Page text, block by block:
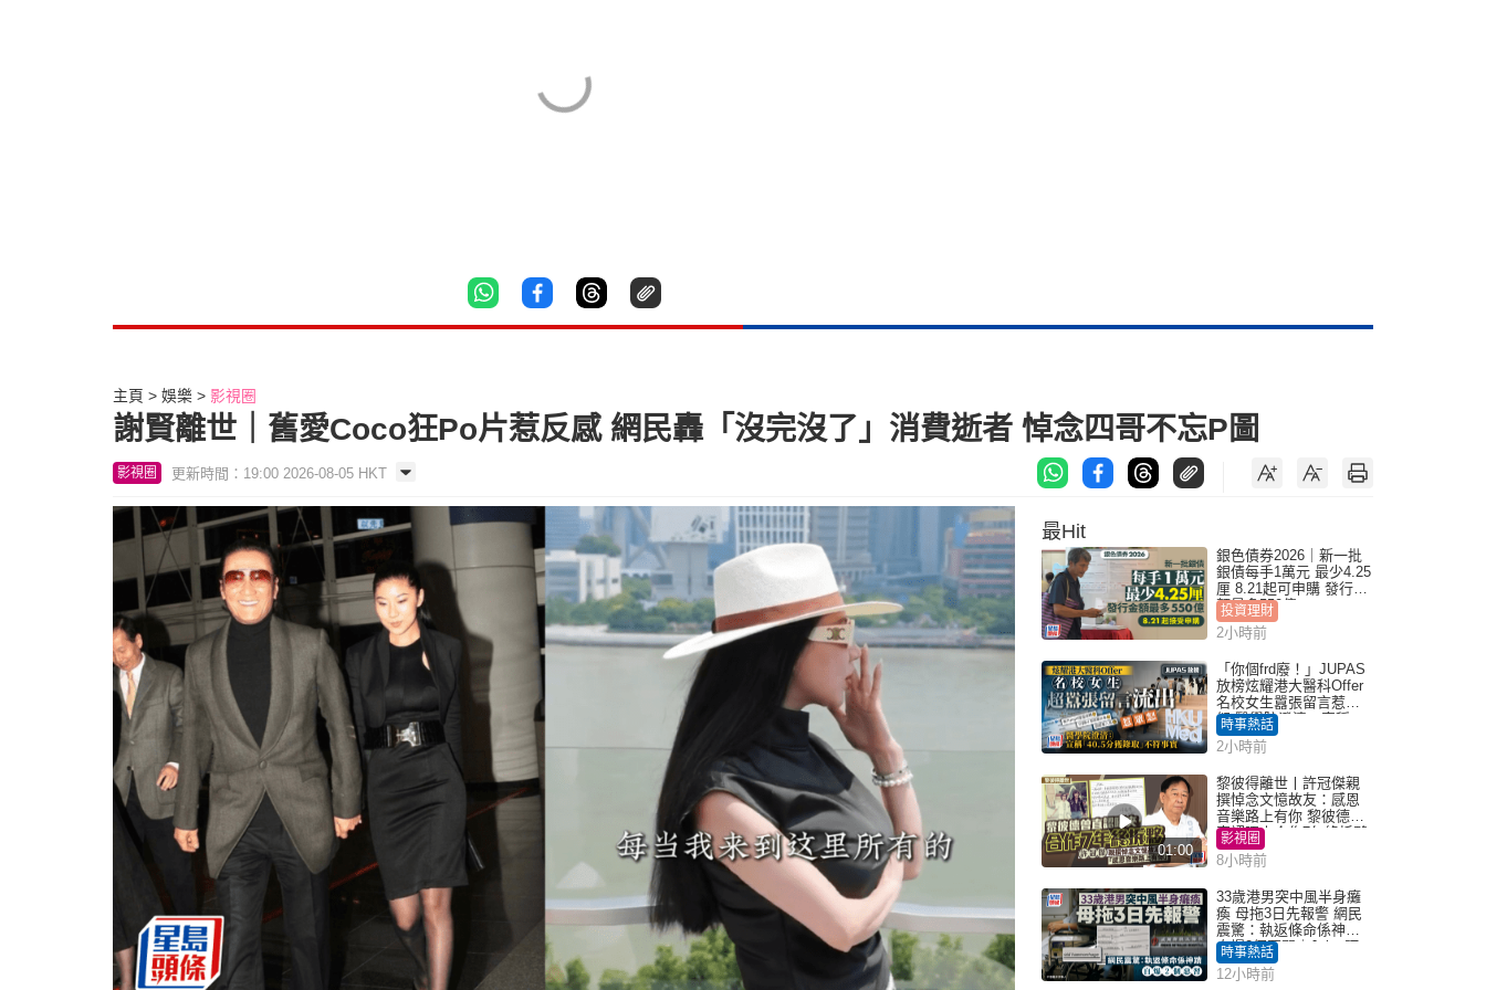
主頁 娛樂 影視圈
謝賢離世｜舊愛Coco狂Po片惹反感 網民轟「沒完沒了」消費逝者 悼念四哥不忘P圖
影視圈 更新時間：19:00 2026-08-05 HKT
最Hit
銀色債券2026｜新一批
銀債每手1萬元 最少4.25
厘 8.21起可申購 發行金
額最多550億
投資理財
2小時前
「你個frd廢！」JUPAS
放榜炫耀港大醫科Offer
名校女生囂張留言惹眾
怒 醫學院澄清：宣稱
「40.5分獲錄取」不符事
實｜Juicy叮
時事熱話
2小時前
01:00
黎彼得離世丨許冠傑親
撰悼念文憶故友：感恩
音樂路上有你 黎彼德曾
直認唔夾合作7年終拆夥
影視圈
8小時前
33歲港男突中風半身癱
瘓 母拖3日先報警 網民
震驚：執返條命係神蹟
自爆2個惡習｜Juicy叮
時事熱話
12小時前